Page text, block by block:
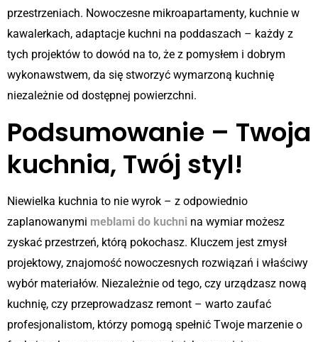
przestrzeniach. Nowoczesne mikroapartamenty, kuchnie w
kawalerkach, adaptacje kuchni na poddaszach – każdy z
tych projektów to dowód na to, że z pomysłem i dobrym
wykonawstwem, da się stworzyć wymarzoną kuchnię
niezależnie od dostępnej powierzchni.
Podsumowanie – Twoja
kuchnia, Twój styl!
Niewielka kuchnia to nie wyrok – z odpowiednio
zaplanowanymi meblami do kuchni na wymiar możesz
zyskać przestrzeń, którą pokochasz. Kluczem jest zmysł
projektowy, znajomość nowoczesnych rozwiązań i właściwy
wybór materiałów. Niezależnie od tego, czy urządzasz nową
kuchnię, czy przeprowadzasz remont – warto zaufać
profesjonalistom, którzy pomogą spełnić Twoje marzenie o